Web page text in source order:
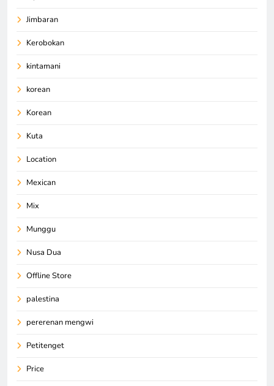
Jimbaran
Kerobokan
kintamani
korean
Korean
Kuta
Location
Mexican
Mix
Munggu
Nusa Dua
Offline Store
palestina
pererenan mengwi
Petitenget
Price